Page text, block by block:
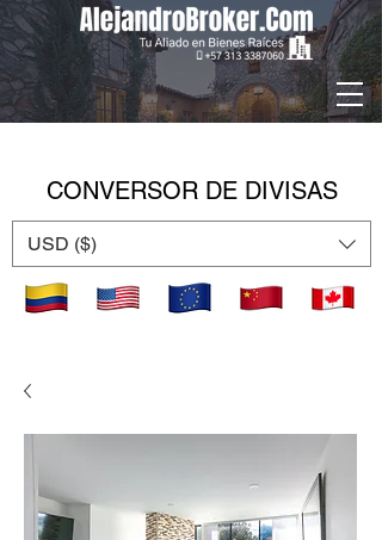
CONVERSOR DE DIVISAS
USD ($)